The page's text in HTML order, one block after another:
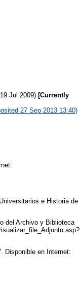
Jul 2009) [Currently
27 Sep 2013 13:40)
e Historia de
del Archivo y Biblioteca
Disponible en Internet: